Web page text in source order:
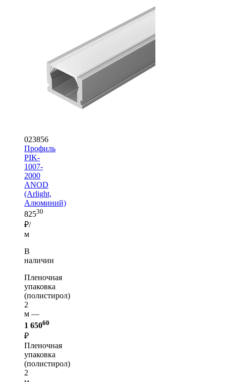
023856
Профиль
PIK-
1007-
2000
ANOD
(Arlight,
Алюминий)
82530
₽/
м
В
наличии
Пленочная
упаковка
(полистирол)
2
м —
1 65060
₽
Пленочная
упаковка
(полистирол)
2